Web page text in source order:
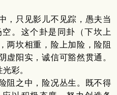
，只见影儿不见踪，愚夫当
。这个卦是同卦（下坎上
两坎相重，险上加险，险阻
虚阳实，诚信可豁然贯通。
彩。
阻之中，险况丛生。既不得